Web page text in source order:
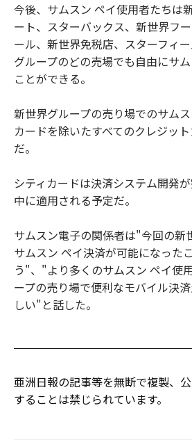
今後、サムスン ペイ使用者たちは
ート、スターバックス、新世界フ
ール、新世界免税店、スターフィ
グループのどの売場でも自由にサ
ことができる。
新世界グループの売り場でのサム
カードを除いたすべてのクレジッ
だ。
シティカードは決済システム開発
中に適用される予定だ。
サムスン電子の関係者は"今回の新
サムスン ペイ決済が可能になった
う"、"より多くのサムスン ペイ使
ープの売り場で便利なモバイル決
しい"と話した。
亜洲日報の記事等を無断で複製、
することは禁じられています。